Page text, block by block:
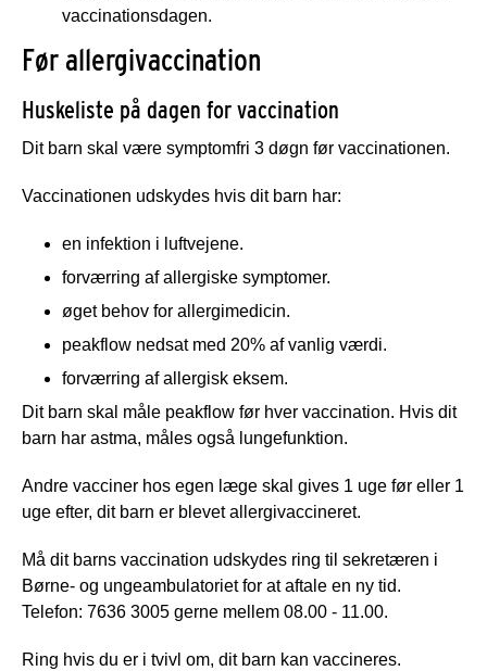
vaccinationsdagen.
Før allergivaccination
Huskeliste på dagen for vaccination
Dit barn skal være symptomfri 3 døgn før vaccinationen.
Vaccinationen udskydes hvis dit barn har:
en infektion i luftvejene.
forværring af allergiske symptomer.
øget behov for allergimedicin.
peakflow nedsat med 20% af vanlig værdi.
forværring af allergisk eksem.
Dit barn skal måle peakflow før hver vaccination. Hvis dit
barn har astma, måles også lungefunktion.
Andre vacciner hos egen læge skal gives 1 uge før eller 1
uge efter, dit barn er blevet allergivaccineret.
Må dit barns vaccination udskydes ring til sekretæren i
Børne- og ungeambulatoriet for at aftale en ny tid.
Telefon: 7636 3005 gerne mellem 08.00 - 11.00.
Ring hvis du er i tvivl om, dit barn kan vaccineres.